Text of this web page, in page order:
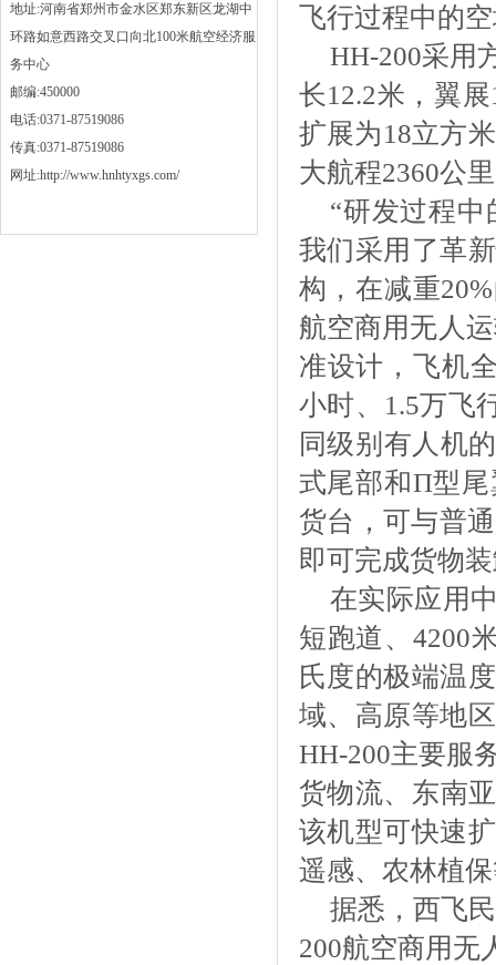
地址:河南省郑州市金水区郑东新区龙湖中
环路如意西路交叉口向北100米航空经济服
务中心
邮编:450000
电话:0371-87519086
传真:0371-87519086
网址:http://www.hnhtyxgs.com/
飞行过程中的
HH-200采用
长12.2米，翼
扩展为18立方
大航程2360公
“研发过程
我们采用了革
构，在减重
航空商用无人
准设计，飞机
小时、1.5万飞
同级别有人机
式尾部和Π型
货台，可与普
即可完成货物
在实际应用
短跑道、4200
氏度的极端温
域、高原等地
HH-200主要服
货物流、东南
该机型可快速
遥感、农林植
据悉，西飞
200航空商用无